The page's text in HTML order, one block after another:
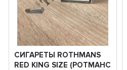
СИГАРЕТЫ ROTHMANS
RED KING SIZE (РОТМАНС